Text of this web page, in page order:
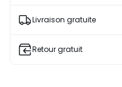
Livraison gratuite
Retour gratuit